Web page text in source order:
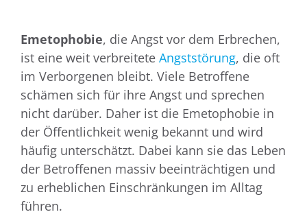
Emetophobie, die Angst vor dem Erbrechen,
ist eine weit verbreitete Angststörung, die oft
im Verborgenen bleibt. Viele Betroffene
schämen sich für ihre Angst und sprechen
nicht darüber. Daher ist die Emetophobie in
der Öffentlichkeit wenig bekannt und wird
häufig unterschätzt. Dabei kann sie das Leben
der Betroffenen massiv beeinträchtigen und
zu erheblichen Einschränkungen im Alltag
führen.